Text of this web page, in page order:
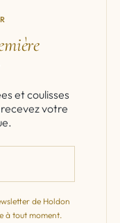
et coulisses
votre
de Holdon
à tout moment.